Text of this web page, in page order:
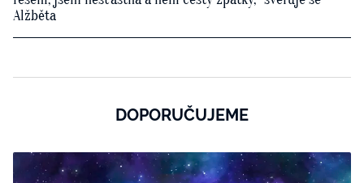
Alžběta
DOPORUČUJEME